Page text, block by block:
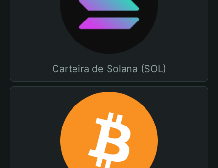
Carteira de Solana (SOL)